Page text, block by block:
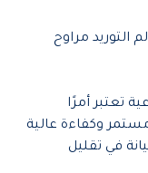
تعتبر أمرًا
وكفاءة عالية
في تقليل